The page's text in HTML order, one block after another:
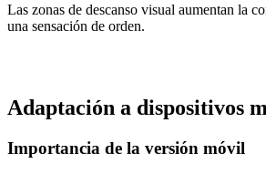
Las zonas de descanso visual aumentan la
una sensación de orden.
Adaptación a dispositivos
Importancia de la versión móvil